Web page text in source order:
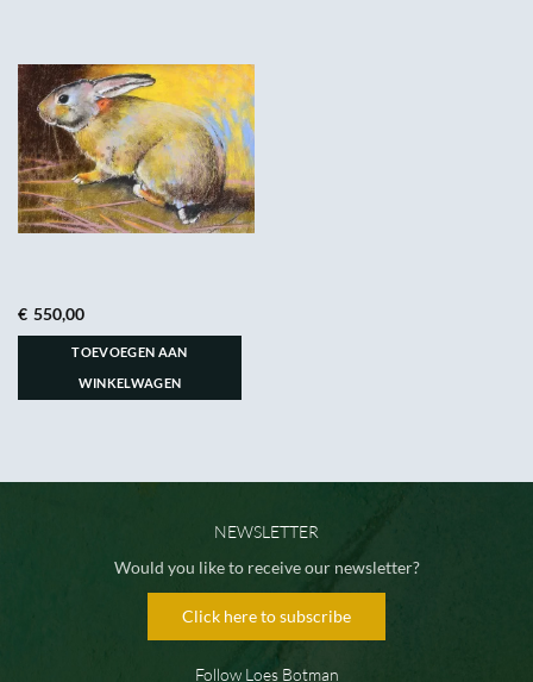
€ 550,00
TOEVOEGEN AAN
WINKELWAGEN
NEWSLETTER
Would you like to receive our newsletter?
Click here to subscribe
Follow Loes Botman